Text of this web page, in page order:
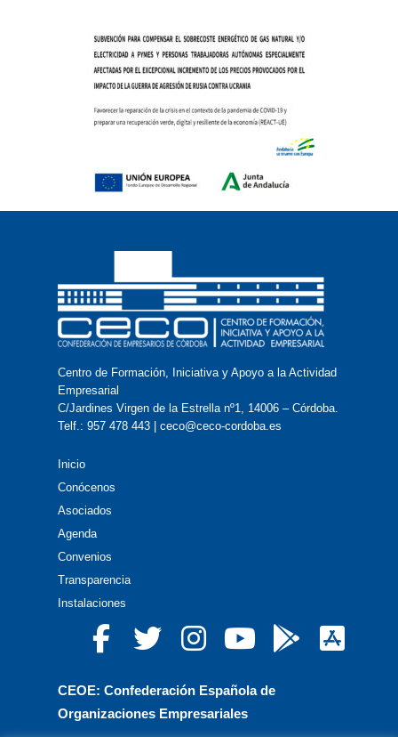
Centro de Formación, Iniciativa y Apoyo a la Actividad
Empresarial
C/Jardines Virgen de la Estrella nº1, 14006 – Córdoba.
Telf.: 957 478 443 | ceco@ceco-cordoba.es
Inicio
Conócenos
Asociados
Agenda
Convenios
Transparencia
Instalaciones
CEOE: Confederación Española de
Organizaciones Empresariales